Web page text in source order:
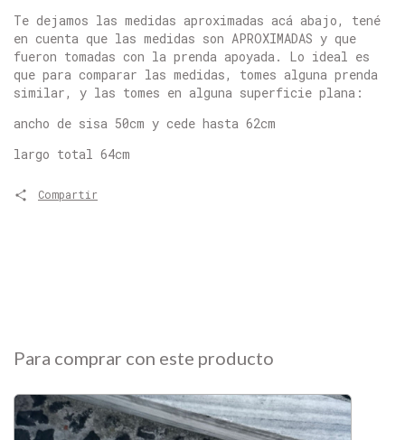
Te dejamos las medidas aproximadas acá abajo, tené
en cuenta que las medidas son APROXIMADAS y que
fueron tomadas con la prenda apoyada. Lo ideal es
que para comparar las medidas, tomes alguna prenda
similar, y las tomes en alguna superficie plana:
ancho de sisa 50cm y cede hasta 62cm
largo total 64cm
Compartir
Para comprar con este producto